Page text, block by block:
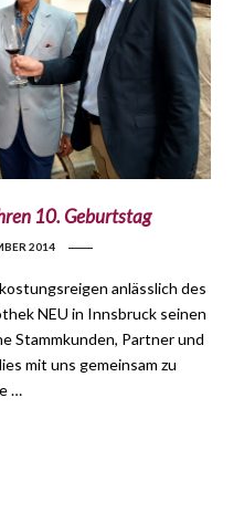
10. Geburtstag
2014
anlässlich des
NEU in Innsbruck seinen
Stammkunden, Partner und
mit uns gemeinsam zu
…